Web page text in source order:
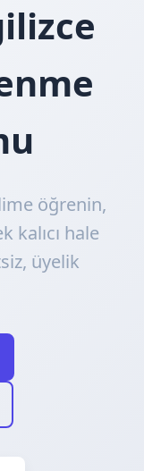
öğrenin,
kalıcı hale
üyelik